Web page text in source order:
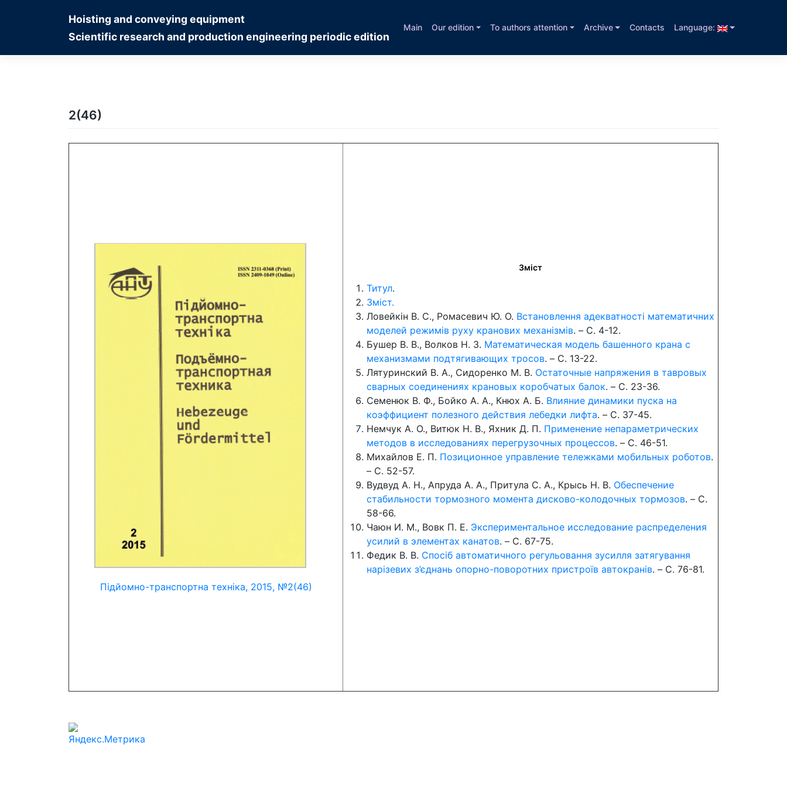
Hoisting and conveying equipment
Scientific research and production engineering periodic edition
Main Our edition To authors attention Archive Contacts Language:
2(46)
Підйомно-транспортна техніка, 2015, №2(46)
Зміст
Титул.
Зміст.
Ловейкін В. С., Ромасевич Ю. О. Встановлення адекватності математичних
моделей режимів руху кранових механізмів. – C. 4-12.
Бушер В. В., Волков Н. З. Математическая модель башенного крана с
механизмами подтягивающих тросов. – C. 13-22.
Лятуринский В. А., Сидоренко М. В. Остаточные напряжения в тавровых
сварных соединениях крановых коробчатых балок. – C. 23-36.
Семенюк В. Ф., Бойко А. А., Кнюх А. Б. Влияние динамики пуска на
коэффициент полезного действия лебедки лифта. – C. 37-45.
Немчук А. О., Витюк Н. В., Яхник Д. П. Применение непараметрических
методов в исследованиях перегрузочных процессов. – C. 46-51.
Михайлов Е. П. Позиционное управление тележками мобильных роботов.
– C. 52-57.
Вудвуд А. Н., Апруда А. А., Притула С. А., Крысь Н. В. Обеспечение
стабильности тормозного момента дисково-колодочных тормозов. – C.
58-66.
Чаюн И. М., Вовк П. Е. Экспериментальное исследование распределения
усилий в элементах канатов. – C. 67-75.
Федик В. В. Спосіб автоматичного регульовання зусилля затягування
нарізевих з’єднань опорно-поворотних пристроїв автокранів. – C. 76-81.